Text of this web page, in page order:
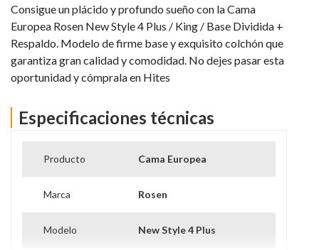
Consigue un plácido y profundo sueño con la Cama
Europea Rosen New Style 4 Plus / King / Base Dividida +
Respaldo. Modelo de firme base y exquisito colchón que
garantiza gran calidad y comodidad. No dejes pasar esta
oportunidad y cómprala en Hites
Especificaciones técnicas
Producto Cama Europea
Marca Rosen
Modelo New Style 4 Plus